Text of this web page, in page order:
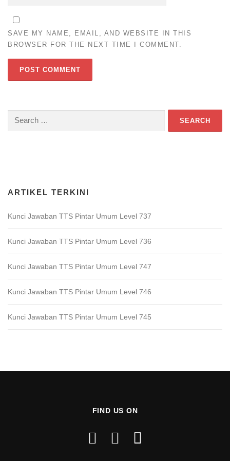
SAVE MY NAME, EMAIL, AND WEBSITE IN THIS
BROWSER FOR THE NEXT TIME I COMMENT.
Search
ARTIKEL TERKINI
Kunci Jawaban TTS Pintar Umum Level 737
Kunci Jawaban TTS Pintar Umum Level 736
Kunci Jawaban TTS Pintar Umum Level 747
Kunci Jawaban TTS Pintar Umum Level 746
Kunci Jawaban TTS Pintar Umum Level 745
FIND US ON